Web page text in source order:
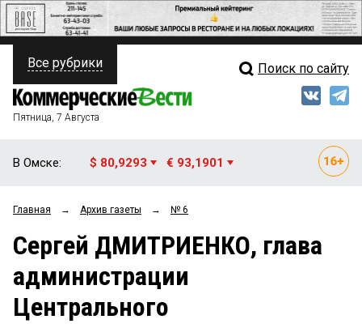
ПОЛИТИКА
ФИНАНСЫ
ОБЩЕСТВО
ЗАКОН
НОВОСТИ КОМПАНИЙ
Свежий выпуск
Рейтинги
Все рубрики Поиск по сайту
Пятница, 7 Августа
В Омске: $ 80,9293 € 93,1901
Главная → Архив газеты → № 6
Сергей ДМИТРИЕНКО, глава
администрации
Центрального